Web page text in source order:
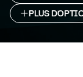
PLUS